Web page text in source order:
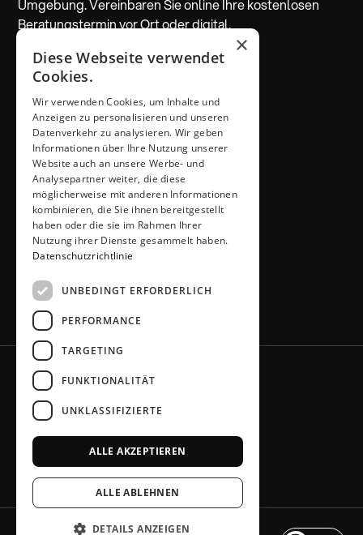
Umgebung. Vereinbaren Sie online Ihre kostenlosen
Beratungstermin vor Ort oder digital.
Beratung vereinbaren
ADRESSE & KONTAKT
Küchen Thiemann
Thiemann GmbH
Krombacher Straße 4
51491 Overath
02206 / 6461
info@kuechen-thiemann.de
ÖFFNUNGSZEITEN
Mo – Fr
9 – 18 Uhr
Sa
9 – 13 Uhr
oder gerne nach Absprache
×
Diese Webseite verwendet
Cookies.
Wir verwenden Cookies, um Inhalte und
Anzeigen zu personalisieren und unseren
Datenverkehr zu analysieren. Wir geben
Informationen über Ihre Nutzung unserer
Website auch an unsere Werbe- und
Analysepartner weiter, die diese
möglicherweise mit anderen Informationen
kombinieren, die Sie ihnen bereitgestellt
haben oder die sie im Rahmen Ihrer
Nutzung ihrer Dienste gesammelt haben.
Datenschutzrichtlinie
UNBEDINGT ERFORDERLICH
PERFORMANCE
TARGETING
FUNKTIONALITÄT
UNKLASSIFIZIERTE
ALLE AKZEPTIEREN
ALLE ABLEHNEN
DETAILS ANZEIGEN